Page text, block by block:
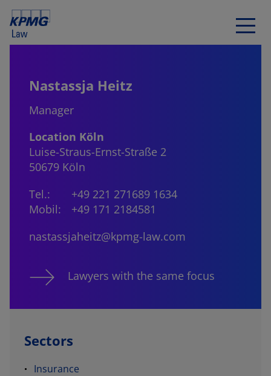
Nastassja Heitz
Manager
Location Köln
Luise-Straus-Ernst-Straße 2
50679 Köln
Tel.:
+49 221 271689 1634
Mobil:
+49 171 2184581
nastassjaheitz@kpmg-law.com
Lawyers with the same focus
Sectors
Insurance